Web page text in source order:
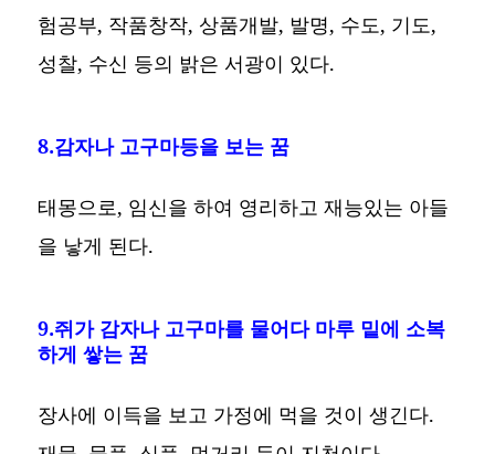
험공부, 작품창작, 상품개발, 발명, 수도, 기도,
성찰, 수신 등의 밝은 서광이 있다.
8.감자나 고구마등을 보는 꿈
태몽으로, 임신을 하여 영리하고 재능있는 아들
을 낳게 된다.
9.쥐가 감자나 고구마를 물어다 마루 밑에 소복
하게 쌓는 꿈
장사에 이득을 보고 가정에 먹을 것이 생긴다.